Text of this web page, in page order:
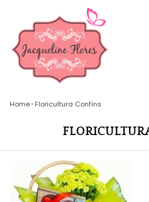
Home Floricultura Confins